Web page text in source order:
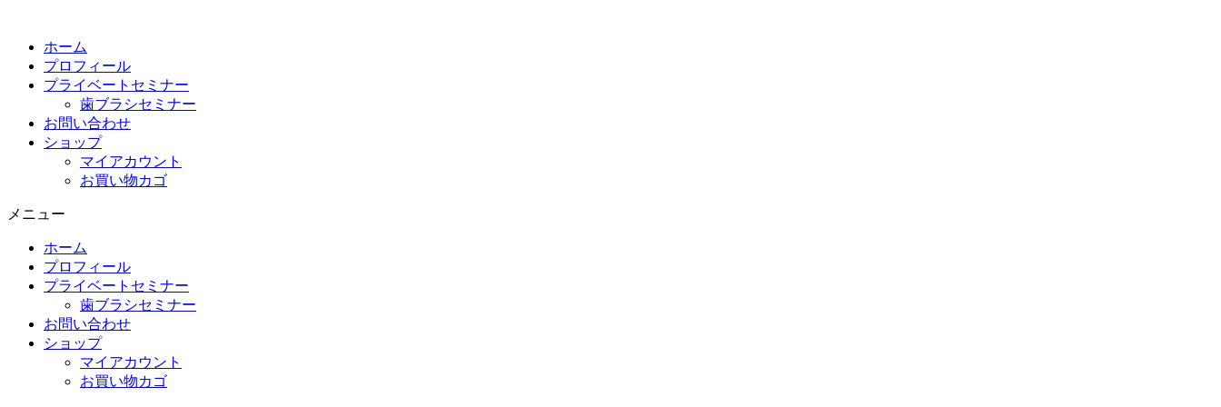
ホーム
プロフィール
プライベートセミナー
歯ブラシセミナー
お問い合わせ
ショップ
マイアカウント
お買い物カゴ
メニュー
ホーム
プロフィール
プライベートセミナー
歯ブラシセミナー
お問い合わせ
ショップ
マイアカウント
お買い物カゴ